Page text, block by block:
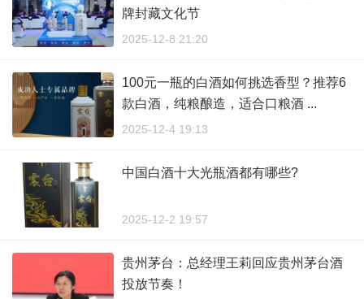
牌封藏文化节
2025-12-8 21:20
100元一瓶的白酒如何挑选香型？推荐6
款白酒，纯粮酿造，适合口粮酒 ...
2025-12-4 19:13
中国白酒十大光瓶酒都有哪些?
2025-12-2 19:57
贵州茅台：总经理王莉回应贵州茅台酒
投放节奏！